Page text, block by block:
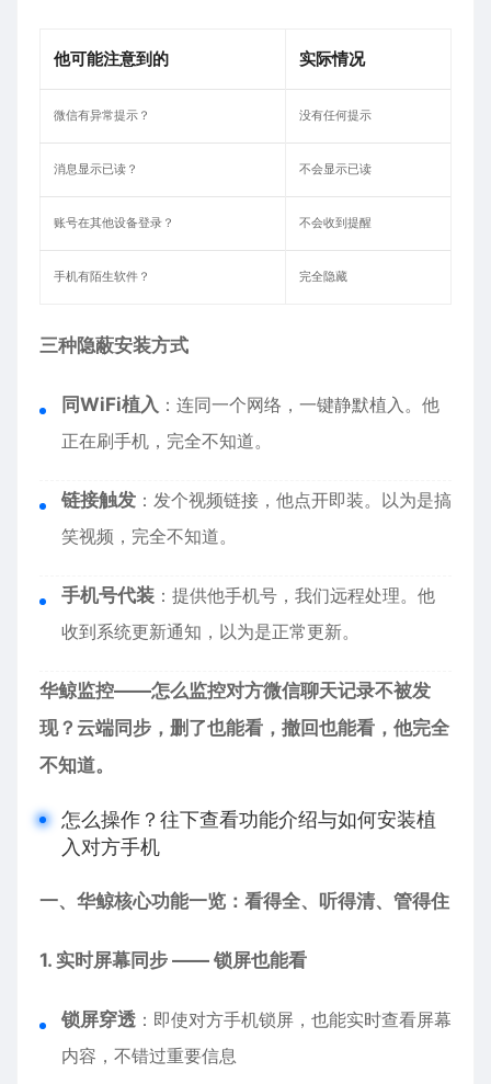
他可能注意到的 实际情况
微信有异常提示？ 没有任何提示
消息显示已读？ 不会显示已读
账号在其他设备登录？ 不会收到提醒
手机有陌生软件？ 完全隐藏
三种隐蔽安装方式
同WiFi植入 ：连同一个网络，一键静默植入。他
正在刷手机，完全不知道。
链接触发 ：发个视频链接，他点开即装。以为是搞
笑视频，完全不知道。
手机号代装 ：提供他手机号，我们远程处理。他
收到系统更新通知，以为是正常更新。
华鲸监控——怎么监控对方微信聊天记录不被发
现？云端同步，删了也能看，撤回也能看，他完全
不知道。
怎么操作？往下查看功能介绍与如何安装植
入对方手机
一、华鲸核心功能一览：看得全、听得清、管得住
1. 实时屏幕同步 —— 锁屏也能看
锁屏穿透 ：即使对方手机锁屏，也能实时查看屏幕
内容，不错过重要信息